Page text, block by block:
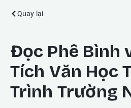
Quay lại
Đọc Phê Bình
Tích Văn Học
Trình Trường